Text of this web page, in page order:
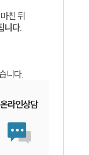
친 뒤
니다.
니다.
온라인상담